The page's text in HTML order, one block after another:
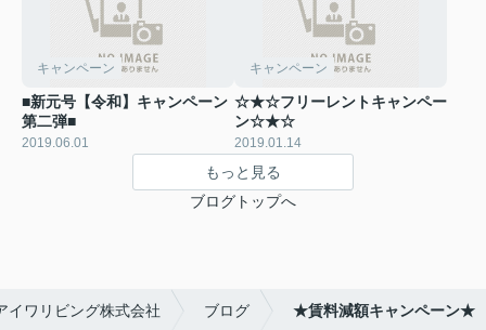
キャンペーン
■新元号【令和】キャンペーン
第二弾■
2019.06.01
キャンペーン
☆★☆フリーレントキャンペー
ン☆★☆
2019.01.14
もっと見る
ブログトップへ
イワリビング株式会社 ブログ ★賃料減額キャンペーン★